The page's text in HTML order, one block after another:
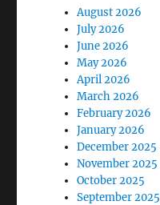
August 2026
July 2026
June 2026
May 2026
April 2026
March 2026
February 2026
January 2026
December 2025
November 2025
October 2025
September 2025